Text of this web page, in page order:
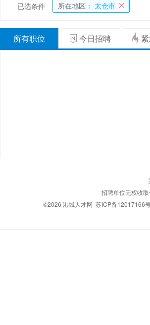
已选条件 所在地区： 太仓市
所有职位 今日招聘
招聘单位无权收
©2026 港城人才网 苏ICP备12017166